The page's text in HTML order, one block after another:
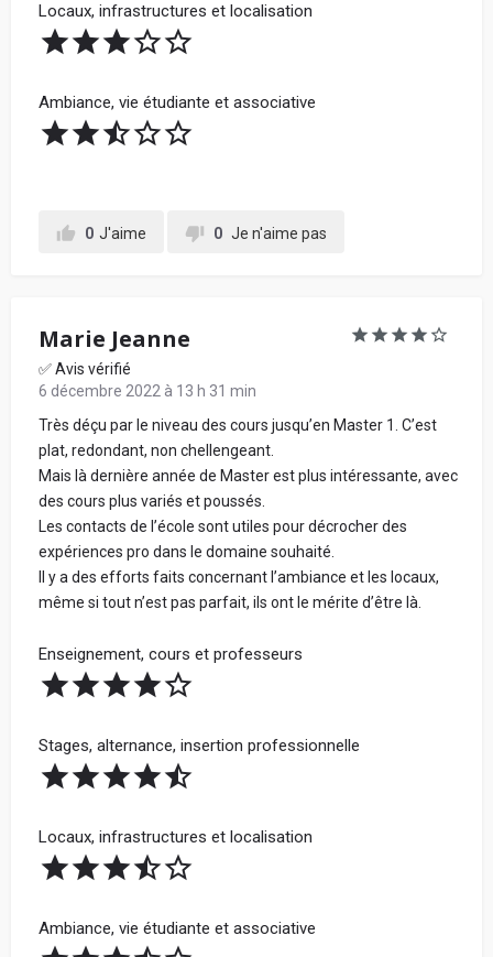
Locaux, infrastructures et localisation
Ambiance, vie étudiante et associative
0 J'aime 0 Je n'aime pas
Marie Jeanne
✅ Avis vérifié
6 décembre 2022 à 13 h 31 min
Très déçu par le niveau des cours jusqu’en Master 1. C’est
plat, redondant, non chellengeant.
Mais là dernière année de Master est plus intéressante, avec
des cours plus variés et poussés.
Les contacts de l’école sont utiles pour décrocher des
expériences pro dans le domaine souhaité.
Il y a des efforts faits concernant l’ambiance et les locaux,
même si tout n’est pas parfait, ils ont le mérite d’être là.
Enseignement, cours et professeurs
Stages, alternance, insertion professionnelle
Locaux, infrastructures et localisation
Ambiance, vie étudiante et associative